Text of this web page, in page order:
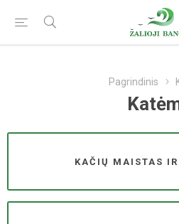
Pagrindinis
KAČIŲ MAISTAS